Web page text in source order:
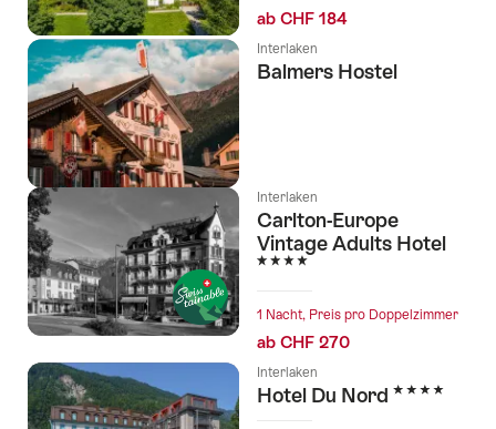
ab CHF 184
Interlaken
Balmers Hostel
Interlaken
Carlton-Europe
Vintage Adults Hotel
4 Sterne
1 Nacht, Preis pro Doppelzimmer
ab CHF 270
Interlaken
Hotel Du Nord 4 Sterne